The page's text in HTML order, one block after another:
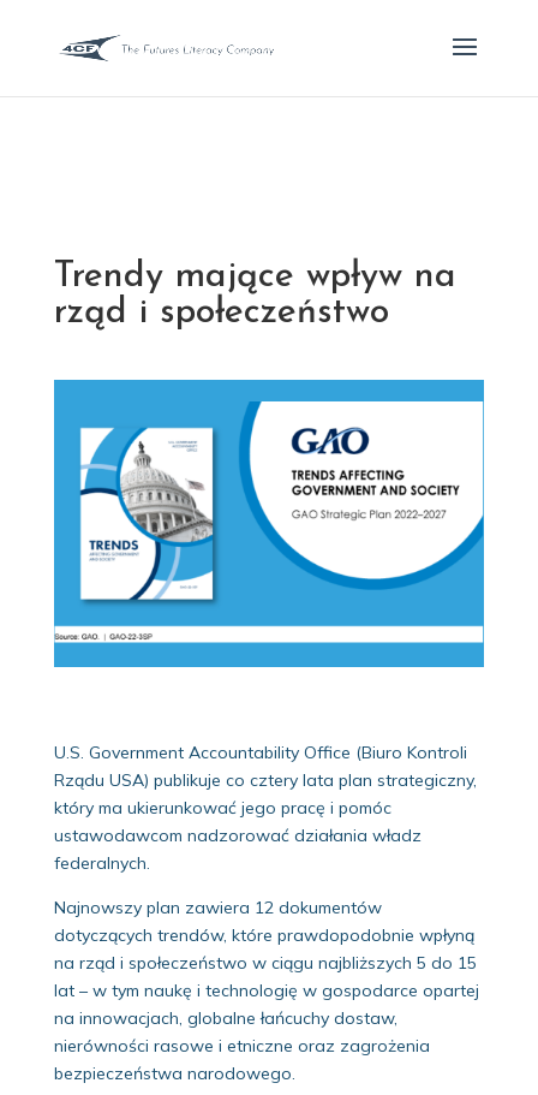
Trendy mające wpływ na
rząd i społeczeństwo
U.S. Government Accountability Office (Biuro Kontroli
Rządu USA) publikuje co cztery lata plan strategiczny,
który ma ukierunkować jego pracę i pomóc
ustawodawcom nadzorować działania władz
federalnych.
Najnowszy plan zawiera 12 dokumentów
dotyczących trendów, które prawdopodobnie wpłyną
na rząd i społeczeństwo w ciągu najbliższych 5 do 15
lat – w tym naukę i technologię w gospodarce opartej
na innowacjach, globalne łańcuchy dostaw,
nierówności rasowe i etniczne oraz zagrożenia
bezpieczeństwa narodowego.